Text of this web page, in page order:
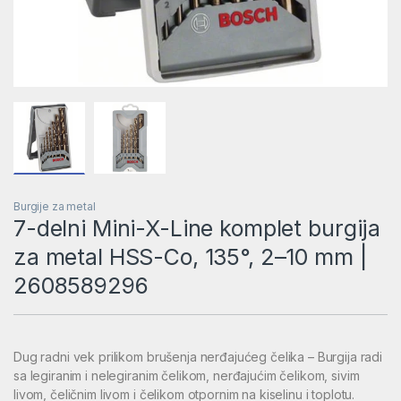
Burgije za metal
7-delni Mini-X-Line komplet burgija
za metal HSS-Co, 135°, 2–10 mm |
2608589296
Dug radni vek prilikom brušenja nerđajućeg čelika – Burgija radi
sa legiranim i nelegiranim čelikom, nerđajućim čelikom, sivim
livom, čeličnim livom i čelikom otpornim na kiselinu i toplotu.